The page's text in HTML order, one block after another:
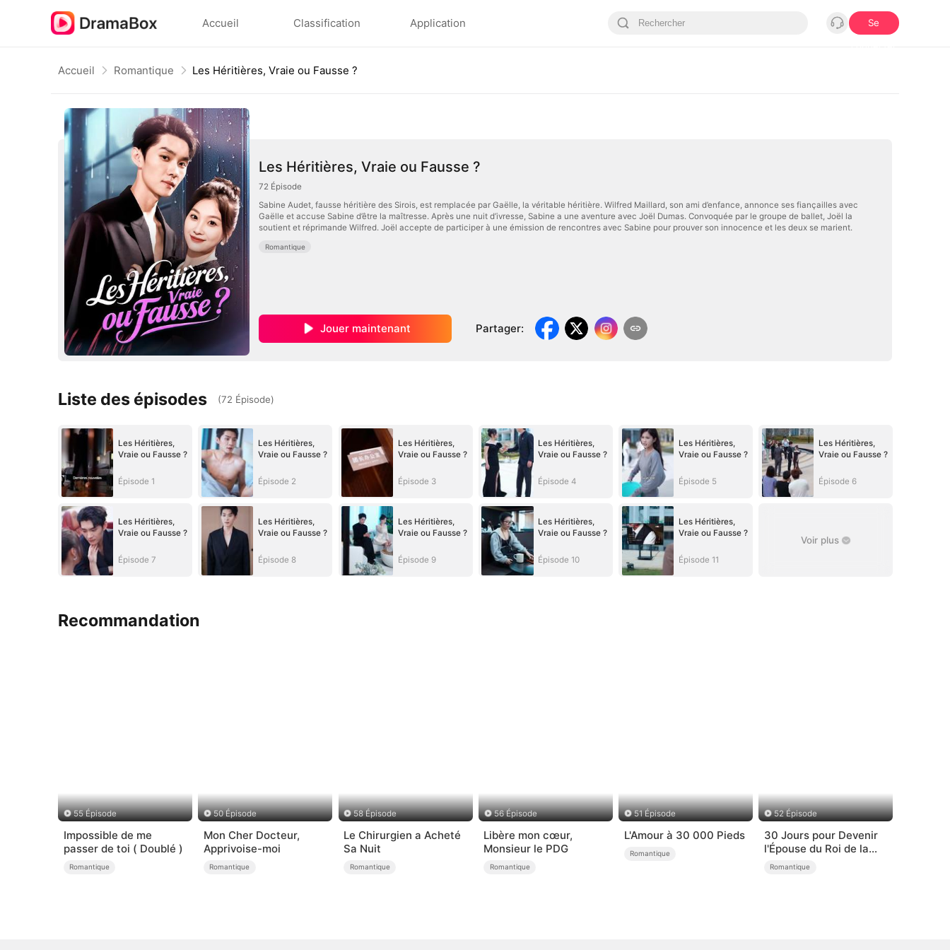
Accueil Classification Application Se
Accueil Romantique Les Héritières, Vraie ou Fausse ?
Les Héritières, Vraie ou Fausse ?
72 Épisode
Sabine Audet, fausse héritière des Sirois, est remplacée par Gaëlle, la véritable héritière. Wilfred Maillard, son ami d’enfance, annonce ses fiançailles avec
Gaëlle et accuse Sabine d’être la maîtresse. Après une nuit d’ivresse, Sabine a une aventure avec Joël Dumas. Convoquée par le groupe de ballet, Joël la
soutient et réprimande Wilfred. Joël accepte de participer à une émission de rencontres avec Sabine pour prouver son innocence et les deux se marient.
Romantique
Jouer maintenant Partager:
Liste des épisodes (72 Épisode)
Les Héritières,
Vraie ou Fausse ?
Épisode 1
Les Héritières,
Vraie ou Fausse ?
Épisode 2
Les Héritières,
Vraie ou Fausse ?
Épisode 3
Les Héritières,
Vraie ou Fausse ?
Épisode 4
Les Héritières,
Vraie ou Fausse ?
Épisode 5
Les Héritières,
Vraie ou Fausse ?
Épisode 6
Les Héritières,
Vraie ou Fausse ?
Épisode 7
Les Héritières,
Vraie ou Fausse ?
Épisode 8
Les Héritières,
Vraie ou Fausse ?
Épisode 9
Les Héritières,
Vraie ou Fausse ?
Épisode 10
Les Héritières,
Vraie ou Fausse ?
Épisode 11
Voir plus
Recommandation
55 Épisode
Impossible de me
passer de toi ( Doublé )
Romantique
50 Épisode
Mon Cher Docteur,
Apprivoise-moi
Romantique
58 Épisode
Le Chirurgien a Acheté
Sa Nuit
Romantique
56 Épisode
Libère mon cœur,
Monsieur le PDG
Romantique
51 Épisode
L'Amour à 30 000 Pieds
Romantique
52 Épisode
30 Jours pour Devenir
l'Épouse du Roi de la
Mafia
Romantique